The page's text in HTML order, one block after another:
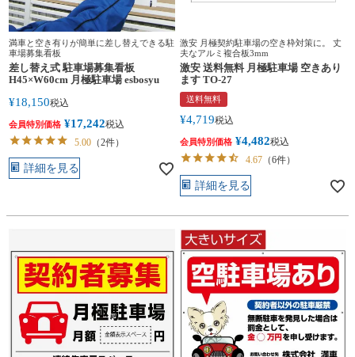
満車と空き有りが簡単に差し替えできる駐
車場募集看板
差し替え式 駐車場募集看板
H45×W60cm 月極駐車場 esbosyu
¥18,150税込
会員特別価格 ¥17,242税込
5.00 （2件）
詳細を見る
激安 月極契約駐車場の空き枠対策に。 丈
夫なアルミ複合板3mm
激安 送料無料 月極駐車場 空きあり
ます TO-27
送料無料
¥4,719税込
会員特別価格 ¥4,482税込
4.67 （6件）
詳細を見る